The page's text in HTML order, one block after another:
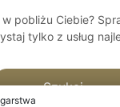
pobliżu Ciebie?
tylko z usług
Szukaj